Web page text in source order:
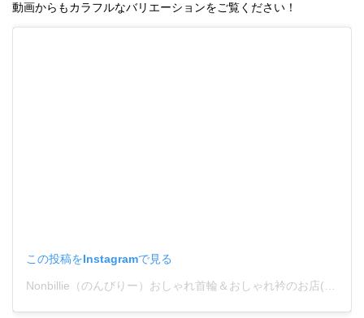
動画からもカラフルなバリエーションをご覧ください！
この投稿をInstagramで見る